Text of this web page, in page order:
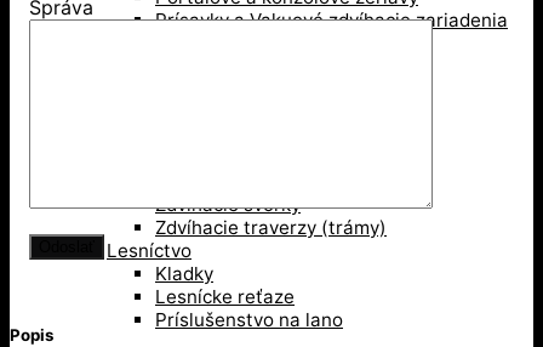
Prísavky a Vakuové zdvíhacie zariadenia
Zdvíhacie svorky
Zdvíhacie traverzy (trámy)
Lesníctvo
Kladky
Lesnícke reťaze
Príslušenstvo na lano
Správa
Popis